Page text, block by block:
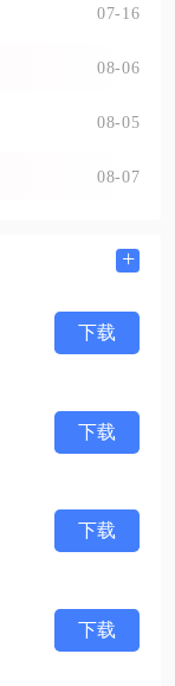
07-16
08-06
08-05
08-07
+
下载
下载
下载
下载